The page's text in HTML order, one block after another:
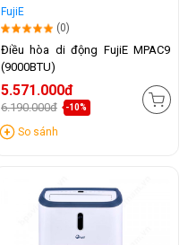
FujiE
(0)
Điều hòa di động FujiE MPAC9
(9000BTU)
5.571.000đ
6.190.000đ -10%
So sánh